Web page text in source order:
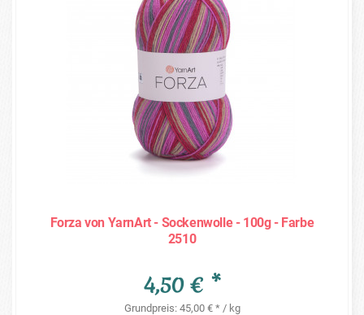
Forza von YarnArt - Sockenwolle - 100g - Farbe
2510
4,50 € *
Grundpreis: 45,00 € * / kg